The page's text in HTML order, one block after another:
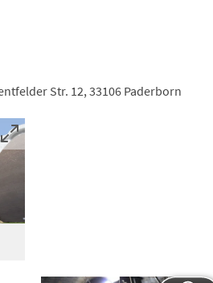
Str. 12, 33106 Paderborn